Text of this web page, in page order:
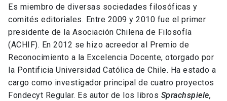
Es miembro de diversas sociedades filosóficas y
comités editoriales. Entre 2009 y 2010 fue el primer
presidente de la Asociación Chilena de Filosofía
(ACHIF). En 2012 se hizo acreedor al Premio de
Reconocimiento a la Excelencia Docente, otorgado por
la Pontificia Universidad Católica de Chile. Ha estado a
cargo como investigador principal de cuatro proyectos
Fondecyt Regular. Es autor de los libros Sprachspiele,